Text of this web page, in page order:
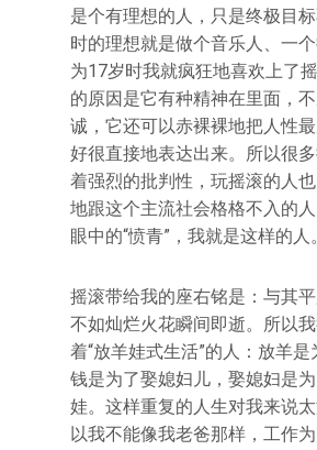
是个有理想的人，只是终极目
时的理想就是做个音乐人、一
为17岁时我就疯狂地喜欢上了
的原因是它有种精神在里面，
诚，它还可以赤裸裸地把人性
好很直接地表达出来。所以很
着强烈的批判性，玩摇滚的人
地跟这个主流社会格格不入的
眼中的“愤青”，我就是这样的人。
摇滚带给我的座右铭是：与其
不如灿烂火花瞬间即逝。所以
着“放羊娃式生活”的人：放羊
钱是为了娶媳妇儿，娶媳妇是
娃。这样重复的人生对我来说
以我不能像我老爸那样，工作